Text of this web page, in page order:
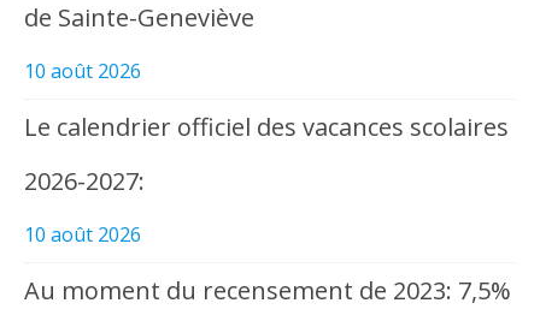
de Sainte-Geneviève
10 août 2026
Le calendrier officiel des vacances scolaires
2026-2027:
10 août 2026
Au moment du recensement de 2023: 7,5%